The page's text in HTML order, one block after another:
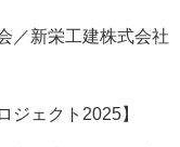
／新栄工建株式会社
ジェクト2025】